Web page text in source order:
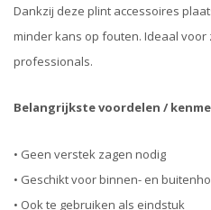
Dankzij deze plint accessoires
minder kans op fouten. Ideaal
professionals.
Belangrijkste voordelen /
• Geen verstek zagen nodig
• Geschikt voor binnen- en
• Ook te gebruiken als eindstuk